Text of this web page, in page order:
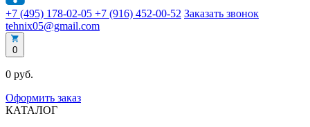
+7 (495) 178-02-05 +7 (916) 452-00-52 Заказать звонок
tehnix05@gmail.com
0
0 руб.
Оформить заказ
КАТАЛОГ